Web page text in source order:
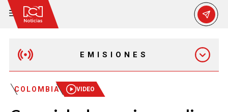
EMISIONES
MAÑANA EXPRESS
COLOMBIA VIDEO